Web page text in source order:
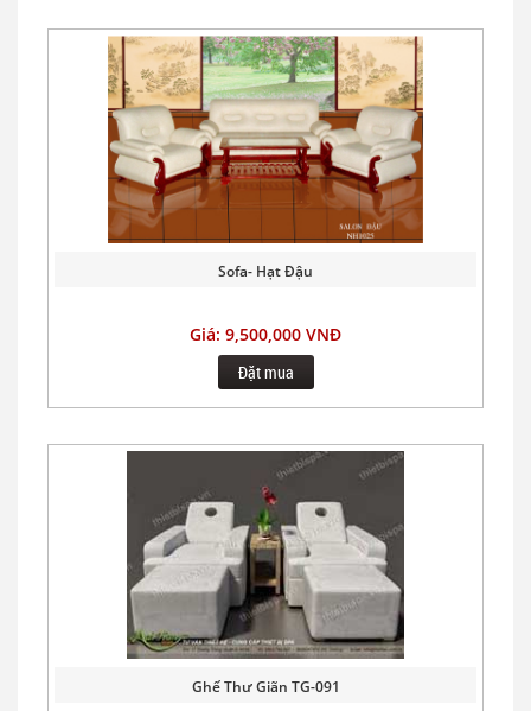
Sofa- Hạt Đậu
Giá: 9,500,000 VNĐ
Đặt mua
Ghế Thư Giãn TG-091